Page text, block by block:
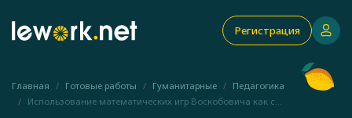
Регистрация
Главная Готовые работы Гуманитарные
Педагогика
Использование математических игр Воскобовича как с...